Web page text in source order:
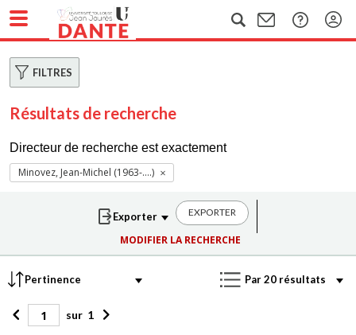
FILTRES
Résultats de recherche
Directeur de recherche est exactement
Minovez, Jean-Michel (1963-....)
EXPORTER
MODIFIER LA RECHERCHE
sur 1